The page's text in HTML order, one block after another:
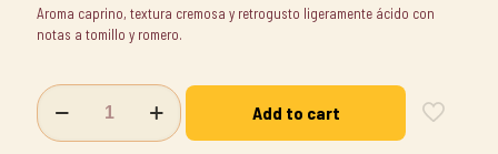
Aroma caprino, textura cremosa y retrogusto ligeramente ácido con
notas a tomillo y romero.
Monterreña.
Queso
de
Add to cart